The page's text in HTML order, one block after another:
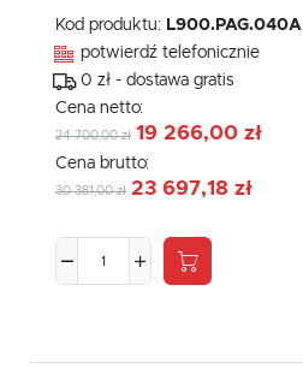
Kod produktu: L900.PAG.040A
potwierdź telefonicznie
0 zł - dostawa gratis
Cena netto:
24 700,00 zł 19 266,00 zł
Cena brutto:
30 381,00 zł 23 697,18 zł